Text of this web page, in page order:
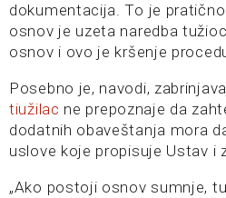
dokumentacija. To je
osnov je uzeta naredba
osnov i ovo je kršenje
Posebno je, navodi,
tiužilac ne prepoznaje da
dodatnih obaveštanja mora
uslove koje propisuje Ustav i
„Ako postoji osnov sumnje,